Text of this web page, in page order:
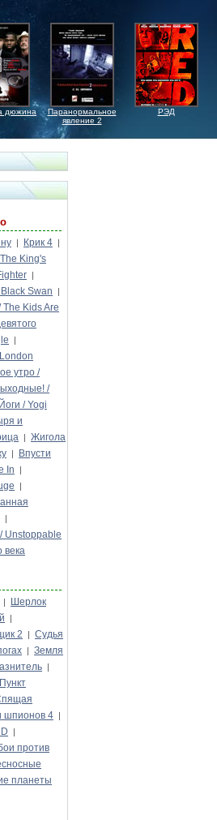
дюжина
Паранормальное
явление 2
РЭД
| Крик 4 |
King's
|
Swan |
The Kids Are
|
утро /
/
/ Yogi
и
| Жигола
|
Впусти
In
|
|
|
Unstoppable
века
|
Шерлок
|
2 | Судья
| Земля
|
Пункт
шпионов 4 |
|
против
планеты